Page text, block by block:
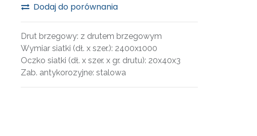
Dodaj do porównania
Drut brzegowy: z drutem brzegowym
Wymiar siatki (dł. x szer.): 2400x1000
Oczko siatki (dł. x szer. x gr. drutu): 20x40x3
Zab. antykorozyjne: stalowa